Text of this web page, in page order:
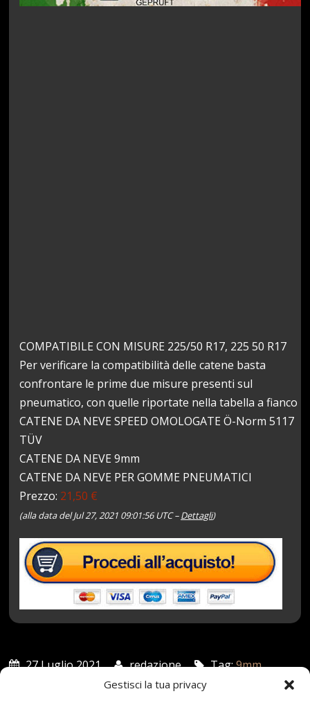
Gestisci la tua privacy
COMPATIBILE CON MISURE 225/50 R17, 225 50 R17
Per verificare la compatibilità delle catene basta
confrontare le prime due misure presenti sul
pneumatico, con quelle riportate nella tabella a fianco
CATENE DA NEVE SPEED OMOLOGATE Ö-Norm 5117
TÜV
CATENE DA NEVE 9mm
CATENE DA NEVE PER GOMME PNEUMATICI
Prezzo: 21,50 €
(alla data del Jul 27, 2021 09:01:56 UTC –Dettagli)
27 Luglio 2021 redazione Tag:9mm,
Neve,Omologate,PNEUMATICI